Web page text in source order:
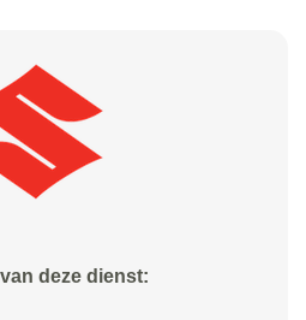
deze dienst: